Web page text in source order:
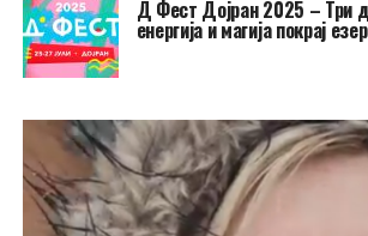
Д Фест Дојран 2025 – Три
енергија и магија покрај